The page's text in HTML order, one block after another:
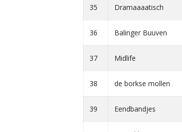
35 Dramaaaatisch
36 Balinger Buuven
37 Midlife
38 de borkse mollen
39 Eendbandjes